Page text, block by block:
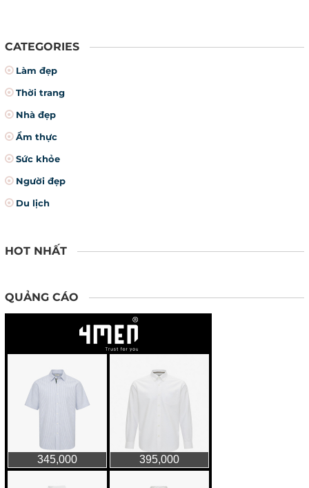
CATEGORIES
Làm đẹp
Thời trang
Nhà đẹp
Ẩm thực
Sức khỏe
Người đẹp
Du lịch
HOT NHẤT
QUẢNG CÁO